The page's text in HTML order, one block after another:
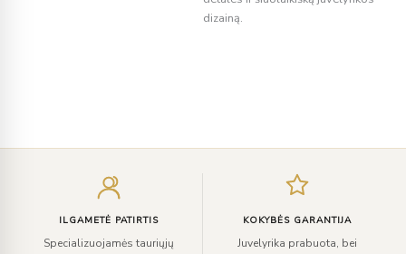
dizainą.
ILGAMETĖ PATIRTIS
Specializuojamės tauriųjų
KOKYBĖS GARANTIJA
Juvelyrika prabuota, bei